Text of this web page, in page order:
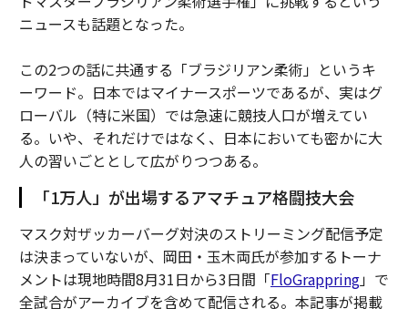
ニュースも話題となった。
この2つの話に共通する「ブラジリアン柔術」というキ
ーワード。日本ではマイナースポーツであるが、実はグ
ローバル（特に米国）では急速に競技人口が増えてい
る。いや、それだけではなく、日本においても密かに大
人の習いごととして広がりつつある。
「1万人」が出場するアマチュア格闘技大会
マスク対ザッカーバーグ対決のストリーミング配信予定
は決まっていないが、岡田・玉木両氏が参加するトーナ
メントは現地時間8月31日から3日間「FloGrappring」で
全試合がアーカイブを含めて配信される。本記事が掲載